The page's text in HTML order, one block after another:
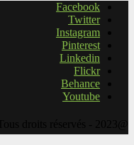
Facebook
Twitter
Instagram
Pinterest
Linkedin
Flickr
Behance
Youtube